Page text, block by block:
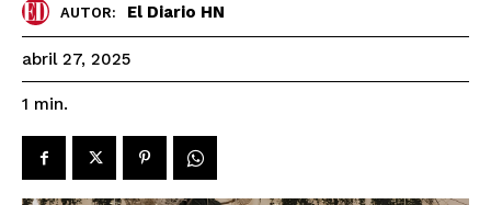
AUTOR: El Diario HN
abril 27, 2025
1 min.